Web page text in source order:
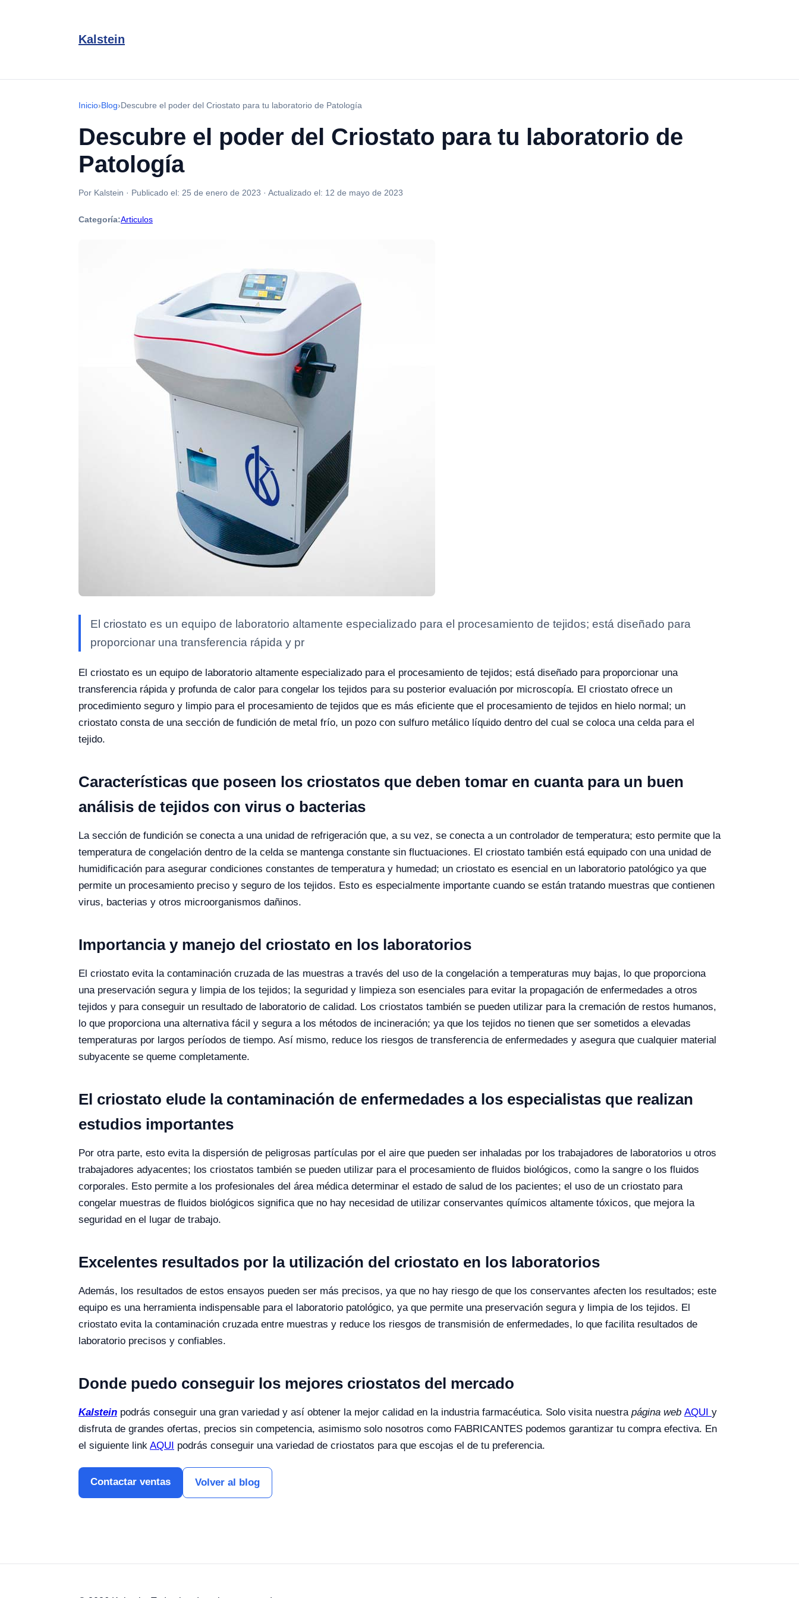
Kalstein
Inicio›Blog›Descubre el poder del Criostato para tu laboratorio de Patología
Descubre el poder del Criostato para tu laboratorio de
Patología
Por Kalstein · Publicado el: 25 de enero de 2023 · Actualizado el: 12 de mayo de 2023
Categoría:Articulos
El criostato es un equipo de laboratorio altamente especializado para el procesamiento de tejidos; está diseñado para
proporcionar una transferencia rápida y pr
El criostato es un equipo de laboratorio altamente especializado para el procesamiento de tejidos; está diseñado para proporcionar una
transferencia rápida y profunda de calor para congelar los tejidos para su posterior evaluación por microscopía. El criostato ofrece un
procedimiento seguro y limpio para el procesamiento de tejidos que es más eficiente que el procesamiento de tejidos en hielo normal; un
criostato consta de una sección de fundición de metal frío, un pozo con sulfuro metálico líquido dentro del cual se coloca una celda para el
tejido.
Características que poseen los criostatos que deben tomar en cuanta para un buen
análisis de tejidos con virus o bacterias
La sección de fundición se conecta a una unidad de refrigeración que, a su vez, se conecta a un controlador de temperatura; esto permite que la
temperatura de congelación dentro de la celda se mantenga constante sin fluctuaciones. El criostato también está equipado con una unidad de
humidificación para asegurar condiciones constantes de temperatura y humedad; un criostato es esencial en un laboratorio patológico ya que
permite un procesamiento preciso y seguro de los tejidos. Esto es especialmente importante cuando se están tratando muestras que contienen
virus, bacterias y otros microorganismos dañinos.
Importancia y manejo del criostato en los laboratorios
El criostato evita la contaminación cruzada de las muestras a través del uso de la congelación a temperaturas muy bajas, lo que proporciona
una preservación segura y limpia de los tejidos; la seguridad y limpieza son esenciales para evitar la propagación de enfermedades a otros
tejidos y para conseguir un resultado de laboratorio de calidad. Los criostatos también se pueden utilizar para la cremación de restos humanos,
lo que proporciona una alternativa fácil y segura a los métodos de incineración; ya que los tejidos no tienen que ser sometidos a elevadas
temperaturas por largos períodos de tiempo. Así mismo, reduce los riesgos de transferencia de enfermedades y asegura que cualquier material
subyacente se queme completamente.
El criostato elude la contaminación de enfermedades a los especialistas que realizan
estudios importantes
Por otra parte, esto evita la dispersión de peligrosas partículas por el aire que pueden ser inhaladas por los trabajadores de laboratorios u otros
trabajadores adyacentes; los criostatos también se pueden utilizar para el procesamiento de fluidos biológicos, como la sangre o los fluidos
corporales. Esto permite a los profesionales del área médica determinar el estado de salud de los pacientes; el uso de un criostato para
congelar muestras de fluidos biológicos significa que no hay necesidad de utilizar conservantes químicos altamente tóxicos, que mejora la
seguridad en el lugar de trabajo.
Excelentes resultados por la utilización del criostato en los laboratorios
Además, los resultados de estos ensayos pueden ser más precisos, ya que no hay riesgo de que los conservantes afecten los resultados; este
equipo es una herramienta indispensable para el laboratorio patológico, ya que permite una preservación segura y limpia de los tejidos. El
criostato evita la contaminación cruzada entre muestras y reduce los riesgos de transmisión de enfermedades, lo que facilita resultados de
laboratorio precisos y confiables.
Donde puedo conseguir los mejores criostatos del mercado
Kalstein podrás conseguir una gran variedad y así obtener la mejor calidad en la industria farmacéutica. Solo visita nuestra página web AQUI y
disfruta de grandes ofertas, precios sin competencia, asimismo solo nosotros como FABRICANTES podemos garantizar tu compra efectiva. En
el siguiente link AQUI podrás conseguir una variedad de criostatos para que escojas el de tu preferencia.
Contactar ventas Volver al blog